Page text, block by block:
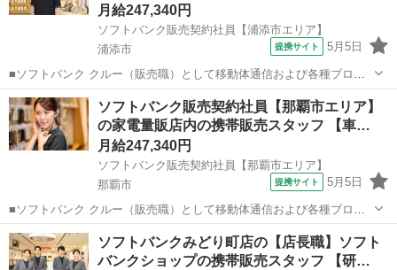
月給247,340円
ソフトバンク販売契約社員【浦添市エリア】
浦添市
提携サイト 5月5日
■ソフトバンク クルー（販売職）として移動体通信および各種ブロー
ドバンドサービスの提案・販売をお任せします。 【具体的な業務内
容】 ・スマートフォンなどの販売 ・新規加入やプラン変更の事務手続
き ・その他、各種商品・サービ...
沖縄 浦添市 その他
ソフトバンク販売契約社員【那覇市エリア】
の家電量販店内の携帯販売スタッフ 【車…
月給247,340円
ソフトバンク販売契約社員【那覇市エリア】
那覇市
提携サイト 5月5日
■ソフトバンク クルー（販売職）として移動体通信および各種ブロー
ドバンドサービスの提案・販売をお任せします。 【具体的な業務内
容】 ・スマートフォンなどの販売 ・新規加入やプラン変更の事務手続
き ・その他、各種商品・サービ...
沖縄 那覇市 その他
ソフトバンクみどり町店の【店長職】ソフト
バンクショップの携帯販売スタッフ 【研…